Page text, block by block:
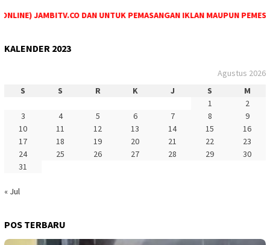
JAMBITV.CO DAN UNTUK PEMASANGAN IKLAN MAUPUN
KALENDER 2023
Agustus 2026
S
S R K J S
M
1
2
3
4 5 6 7 8
9
10
11 12 13 14 15
16
17
18 19 20 21 22
23
24
25 26 27 28 29
30
31
« Jul
POS TERBARU